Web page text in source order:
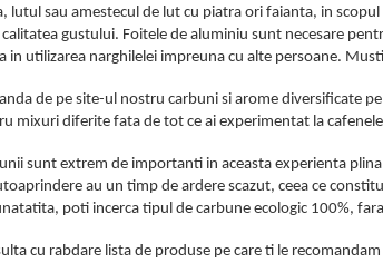
lutul sau amestecul de lut cu piatra ori faianta, in
gustului. Foitele de aluminiu sunt necesare
in utilizarea narghilelei impreuna cu alte persoane.
de pe site-ul nostru carbuni si arome diversificate
mixuri diferite fata de tot ce ai experimentat la
sunt extrem de importanti in aceasta experienta
au un timp de ardere scazut, ceea ce
poti incerca tipul de carbune ecologic 100%,
cu rabdare lista de produse pe care ti le